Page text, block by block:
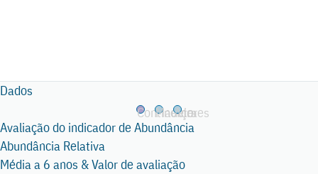
Dados
Continente
Madeira
Açores
Continente
Avaliação do indicador de Abundância
Abundância Relativa
Média a 6 anos & Valor de avaliação